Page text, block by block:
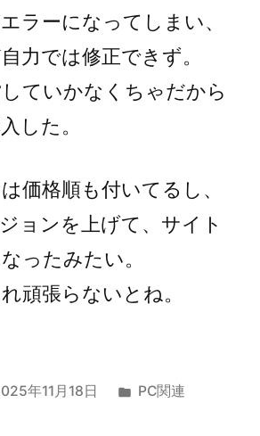
ラーになってしまい、
力では修正できず。
ていかなくちゃだから
した。
価格順も付いてるし、
ョンを上げて、サイト
ったみたい。
頑張らないとね。
年11月18日
カ
PC関連